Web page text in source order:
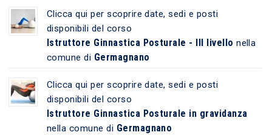
Clicca qui per scoprire date, sedi e posti
disponibili del corso
Istruttore Ginnastica Posturale - III livello nella
comune di Germagnano
Clicca qui per scoprire date, sedi e posti
disponibili del corso
Istruttore Ginnastica Posturale in gravidanza
nella comune di Germagnano